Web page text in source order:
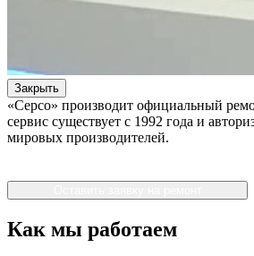
Закрыть
«Серсо» производит официальный
сервис существует с 1992 года и
мировых производителей.
Как мы работаем